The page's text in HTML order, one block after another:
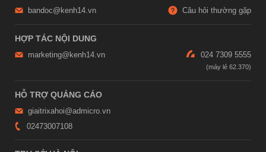
bandoc@kenh14.vn Câu hỏi thường gặp
HỢP TÁC NỘI DUNG
marketing@kenh14.vn 024 7309 5555
HỖ TRỢ QUẢNG CÁO
giaitrixahoi@admicro.vn
02473007108